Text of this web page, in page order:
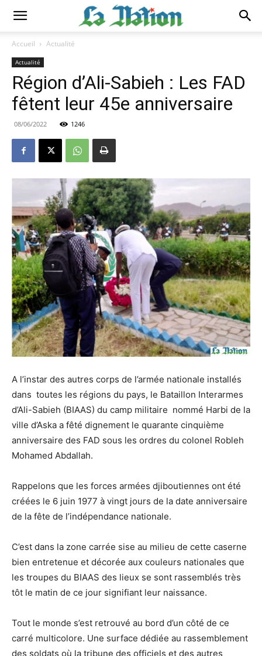
Accueil Actualité
Actualité
Région d’Ali-Sabieh : Les FAD
fêtent leur 45e anniversaire
08/06/2022 1246
A l’instar des autres corps de l’armée nationale installés
dans toutes les régions du pays, le Bataillon Interarmes
d’Ali-Sabieh (BIAAS) du camp militaire nommé Harbi de la
ville d’Aska a fêté dignement le quarante cinquième
anniversaire des FAD sous les ordres du colonel Robleh
Mohamed Abdallah.
Rappelons que les forces armées djiboutiennes ont été
créées le 6 juin 1977 à vingt jours de la date anniversaire
de la fête de l’indépendance nationale.
C’est dans la zone carrée sise au milieu de cette caserne
bien entretenue et décorée aux couleurs nationales que
les troupes du BIAAS des lieux se sont rassemblés très
tôt le matin de ce jour signifiant leur naissance.
Tout le monde s’est retrouvé au bord d’un côté de ce
carré multicolore. Une surface dédiée au rassemblement
des soldats où la tribune des officiels et des autres